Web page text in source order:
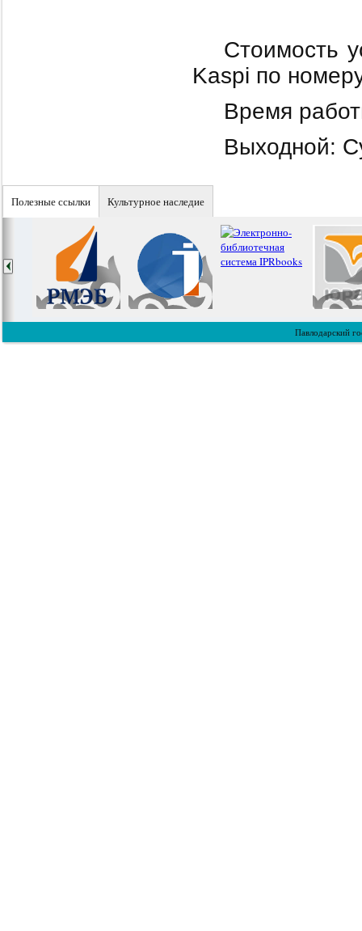
Стоимость
Kaspi по
Время
Выходной:
Полезные ссылки Культурное наследие
Павлодарский